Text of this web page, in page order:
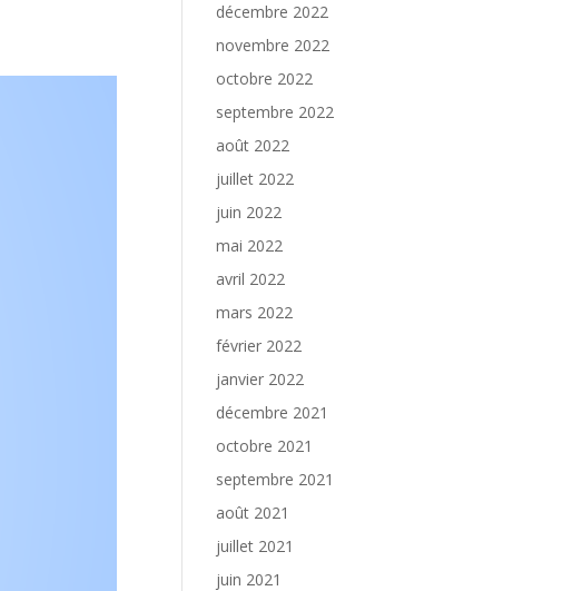
décembre 2022
novembre 2022
octobre 2022
septembre 2022
août 2022
juillet 2022
juin 2022
mai 2022
avril 2022
mars 2022
février 2022
janvier 2022
décembre 2021
octobre 2021
septembre 2021
août 2021
juillet 2021
juin 2021